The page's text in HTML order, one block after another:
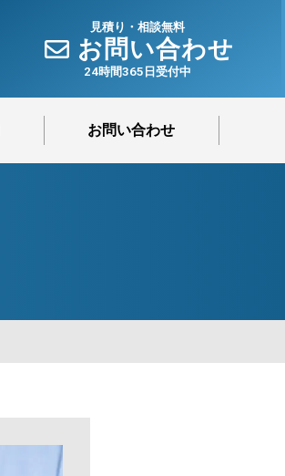
見積り・相談無料
お問い合わせ
24時間365日受付中
お問い合わせ